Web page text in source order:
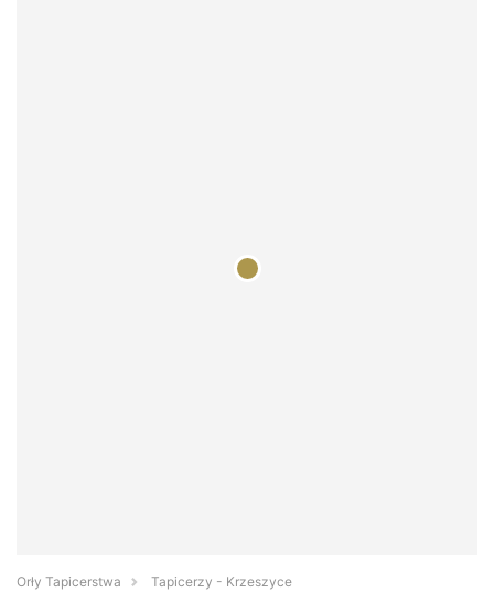
Orły Tapicerstwa
Tapicerzy - Krzeszyce